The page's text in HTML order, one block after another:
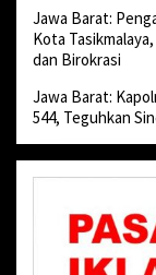
Jawa Barat:
Kota
dan Birokrasi
Jawa Barat:
544, Teguhkan